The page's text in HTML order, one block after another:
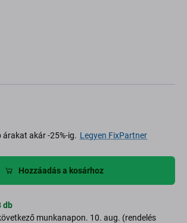
árakat akár -25%-ig. Legyen FixPartner
Hozzáadás a kosárhoz
db
munkanapon. 10. aug. (rendelés